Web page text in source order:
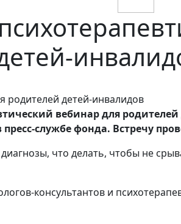
вебинар для
пресс-службе фонда. Встречу
что делать, чтобы не
консультантов и